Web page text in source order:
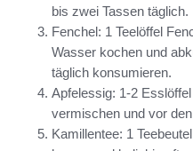
bis zwei Tassen täglich.
Fenchel: 1 Teelöffel
Wasser kochen und
täglich konsumieren.
Apfelessig: 1-2
vermischen und vor
Kamillentee: 1